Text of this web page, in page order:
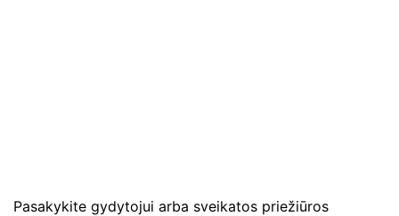
Pasakykite gydytojui arba sveikatos priežiūros